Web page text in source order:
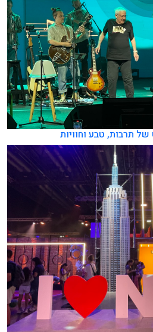
תרבות, טבע וחוויות